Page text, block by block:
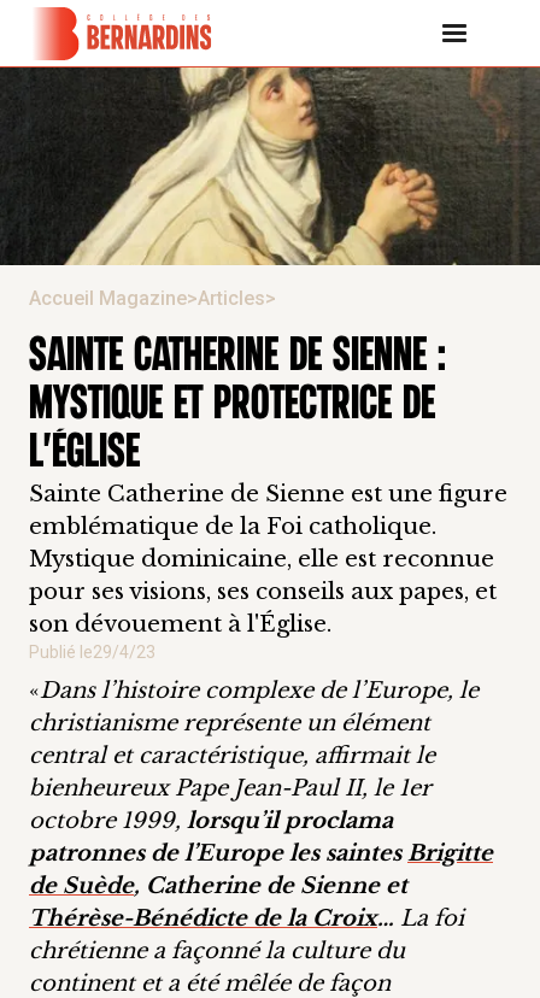
Accueil Magazine>Articles>
SAINTE CATHERINE DE SIENNE :
MYSTIQUE ET PROTECTRICE DE
L'ÉGLISE
Sainte Catherine de Sienne est une figure
emblématique de la Foi catholique.
Mystique dominicaine, elle est reconnue
pour ses visions, ses conseils aux papes, et
son dévouement à l'Église.
Publié le29/4/23
«Dans l’histoire complexe de l’Europe, le
christianisme représente un élément
central et caractéristique, affirmait le
bienheureux Pape Jean-Paul II, le 1er
octobre 1999, lorsqu’il proclama
patronnes de l’Europe les saintesBrigitte
de Suède, Catherine de Sienne et
Thérèse-Bénédicte de la Croix… La foi
chrétienne a façonné la culture du
continent et a été mêlée de façon